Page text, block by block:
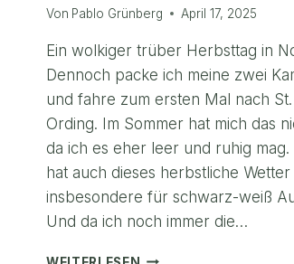
Von Pablo Grünberg April 17, 2025
Ein wolkiger trüber Herbsttag in
Dennoch packe ich meine zwei
und fahre zum ersten Mal nach
Ording. Im Sommer hat mich das
da ich es eher leer und ruhig
hat auch dieses herbstliche Wetter
insbesondere für schwarz-weiß
Und da ich noch immer die…
HERBSTTAG